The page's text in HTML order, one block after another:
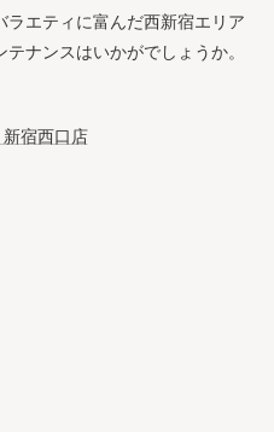
ラエティに富んだ西新宿エリア
ナンスはいかがでしょうか。
宿西口店